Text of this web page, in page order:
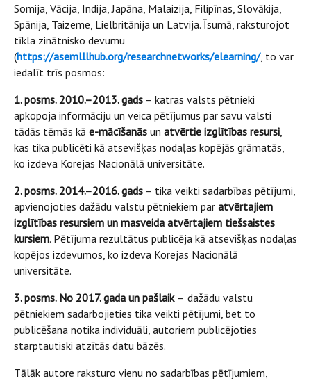
Somija, Vācija, Indija, Japāna, Malaizija, Filipīnas, Slovākija,
Spānija, Taizeme, Lielbritānija un Latvija. Īsumā, raksturojot
tīkla zinātnisko devumu
(https://asemlllhub.org/researchnetworks/elearning/, to var
iedalīt trīs posmos:
1. posms. 2010.–2013. gads – katras valsts pētnieki
apkopoja informāciju un veica pētījumus par savu valsti
tādās tēmās kā e-mācīšanās un atvērtie izglītības resursi,
kas tika publicēti kā atsevišķas nodaļas kopējās grāmatās,
ko izdeva Korejas Nacionālā universitāte.
2. posms. 2014.–2016. gads – tika veikti sadarbības pētījumi,
apvienojoties dažādu valstu pētniekiem par atvērtajiem
izglītības resursiem un masveida atvērtajiem tiešsaistes
kursiem. Pētījuma rezultātus publicēja kā atsevišķas nodaļas
kopējos izdevumos, ko izdeva Korejas Nacionālā
universitāte.
3. posms. No 2017. gada un pašlaik – dažādu valstu
pētniekiem sadarbojieties tika veikti pētījumi, bet to
publicēšana notika individuāli, autoriem publicējoties
starptautiski atzītās datu bāzēs.
Tālāk autore raksturo vienu no sadarbības pētījumiem,